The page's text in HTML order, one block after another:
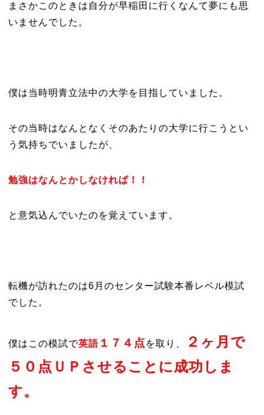
まさかこのときは自分が早稲田に行くなんて夢にも思
いませんでした。
僕は当時明青立法中の大学を目指していました。
その当時はなんとなくそのあたりの大学に行こうとい
う気持ちでいましたが、
勉強はなんとかしなければ！！
と意気込んでいたのを覚えています。
転機が訪れたのは6月のセンター試験本番レベル模試
でした。
僕はこの模試で英語１７４点 を取り、
２ヶ月で
５０点ＵＰさせることに成功しま
す。